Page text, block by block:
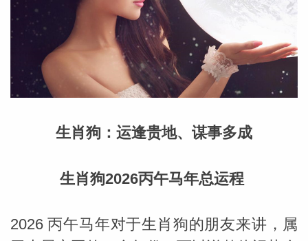
生肖狗：运逢贵地、谋事多成
生肖狗2026丙午马年总运程
2026 丙午马年对于生肖狗的朋友来讲，属